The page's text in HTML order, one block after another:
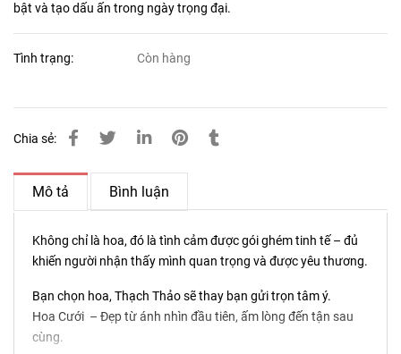
bật và tạo dấu ấn trong ngày trọng đại.
Tình trạng: Còn hàng
Chia sẻ:
Mô tả Bình luận
Không chỉ là hoa, đó là tình cảm được gói ghém tinh tế – đủ
khiến người nhận thấy mình quan trọng và được yêu thương.
Bạn chọn hoa, Thạch Thảo sẽ thay bạn gửi trọn tâm ý.
Hoa Cưới – Đẹp từ ánh nhìn đầu tiên, ấm lòng đến tận sau
cùng.